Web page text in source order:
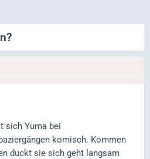
sich Yuma bei
komisch. Kommen
duckt sie sich geht langsam